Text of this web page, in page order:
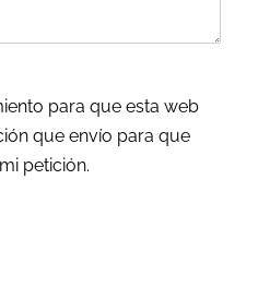
para que esta web
que envío para que
petición.